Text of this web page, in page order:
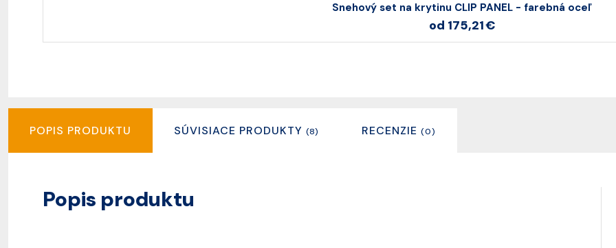
Snehový set na krytinu CLIP PANEL - farebná oceľ
od 175,21 €
POPIS PRODUKTU SÚVISIACE PRODUKTY (8) RECENZIE (0)
Popis produktu